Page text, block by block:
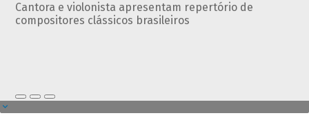
Cantora e violonista apresentam repertório de
compositores clássicos brasileiros